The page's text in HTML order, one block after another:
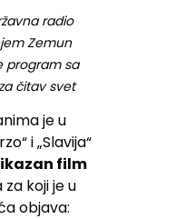
radio
Zemun
program sa
čitav svet
je u
i „Slavija“
film
za koji je u
objava: